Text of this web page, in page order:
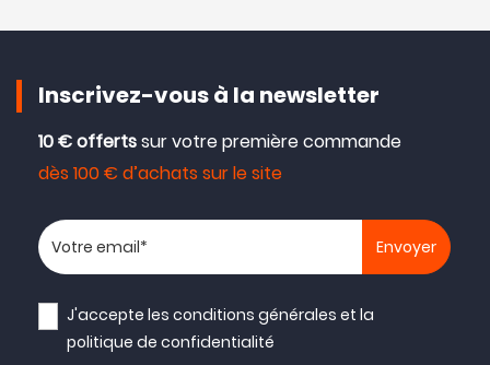
Inscrivez-vous à la newsletter
10 € offertssur votre première commande
dès 100 € d’achats sur le site
Votre adresse email
J'accepte lesconditions générales et la
politique de confidentialité